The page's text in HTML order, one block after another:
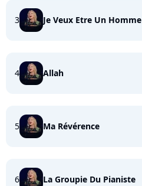
3 Je Veux Etre Un Homme
4 Allah
5 Ma Révérence
6 La Groupie Du Pianiste